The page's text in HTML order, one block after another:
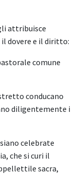
attribuisce
dovere e il diritto:
comune
conducano
diligentemente i
celebrate
che si curi il
sacra,